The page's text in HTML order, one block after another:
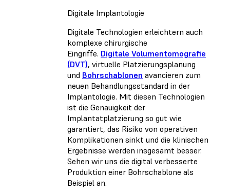
Digitale Implantologie
Digitale Technologien erleichtern auch
komplexe chirurgische
Eingriffe. Digitale Volumentomografie
(DVT), virtuelle Platzierungsplanung
und Bohrschablonen avancieren zum
neuen Behandlungsstandard in der
Implantologie. Mit diesen Technologien
ist die Genauigkeit der
Implantatplatzierung so gut wie
garantiert, das Risiko von operativen
Komplikationen sinkt und die klinischen
Ergebnisse werden insgesamt besser.
Sehen wir uns die digital verbesserte
Produktion einer Bohrschablone als
Beispiel an.